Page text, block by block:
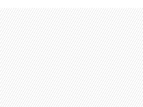
Skip to main content